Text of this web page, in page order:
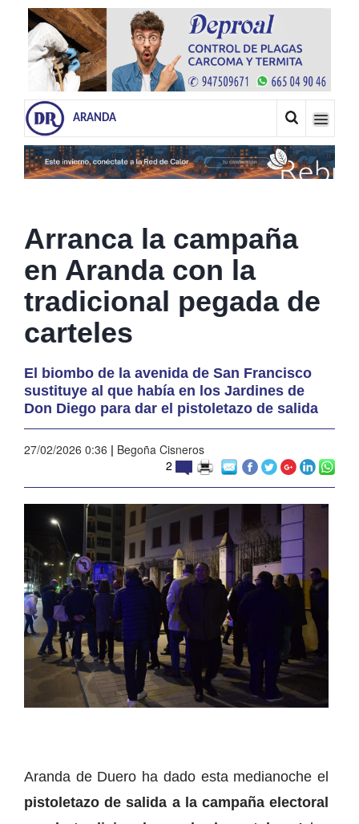
ARANDA
Arranca la campaña
en Aranda con la
tradicional pegada de
carteles
El biombo de la avenida de San Francisco
sustituye al que había en los Jardines de
Don Diego para dar el pistoletazo de salida
27/02/2026 0:36 | Begoña Cisneros
2
Aranda de Duero ha dado esta medianoche el
pistoletazo de salida a la campaña electoral